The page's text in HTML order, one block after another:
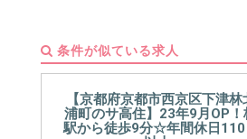
条件が似ている求人
【京都府京都市西京区下津林
浦町のサ高住】23年9月OP！
駅から徒歩9分☆年間休日110